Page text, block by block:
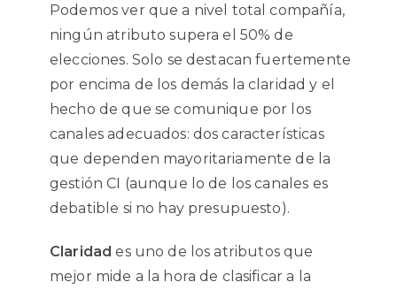
Podemos ver que a nivel total compañía,
ningún atributo supera el 50% de
elecciones. Solo se destacan fuertemente
por encima de los demás la claridad y el
hecho de que se comunique por los
canales adecuados: dos características
que dependen mayoritariamente de la
gestión CI (aunque lo de los canales es
debatible si no hay presupuesto).
Claridad es uno de los atributos que
mejor mide a la hora de clasificar a la